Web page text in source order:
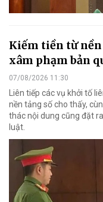
Kiếm tiền từ nền
xâm phạm bản
07/08/2026 11:30
Liên tiếp các vụ khởi tố
nền tảng số cho thấy,
thác nội dung cũng đặt
luật.